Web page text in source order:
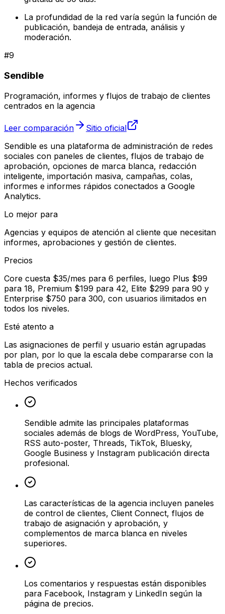
La profundidad de la red varía según la función de
publicación, bandeja de entrada, análisis y
moderación.
#9
Sendible
Programación, informes y flujos de trabajo de clientes
centrados en la agencia
Leer comparación
Sitio oficial
Sendible es una plataforma de administración de redes
sociales con paneles de clientes, flujos de trabajo de
aprobación, opciones de marca blanca, redacción
inteligente, importación masiva, campañas, colas,
informes e informes rápidos conectados a Google
Analytics.
Lo mejor para
Agencias y equipos de atención al cliente que necesitan
informes, aprobaciones y gestión de clientes.
Precios
Core cuesta $35/mes para 6 perfiles, luego Plus $99
para 18, Premium $199 para 42, Elite $299 para 90 y
Enterprise $750 para 300, con usuarios ilimitados en
todos los niveles.
Esté atento a
Las asignaciones de perfil y usuario están agrupadas
por plan, por lo que la escala debe compararse con la
tabla de precios actual.
Hechos verificados
Sendible admite las principales plataformas
sociales además de blogs de WordPress, YouTube,
RSS auto-poster, Threads, TikTok, Bluesky,
Google Business y Instagram publicación directa
profesional.
Las características de la agencia incluyen paneles
de control de clientes, Client Connect, flujos de
trabajo de asignación y aprobación, y
complementos de marca blanca en niveles
superiores.
Los comentarios y respuestas están disponibles
para Facebook, Instagram y LinkedIn según la
página de precios.